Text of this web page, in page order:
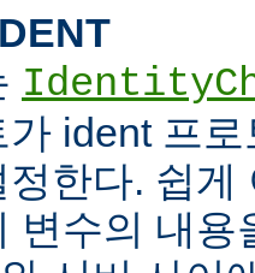
가 ident 프
한다. 쉽게
변수의 내용